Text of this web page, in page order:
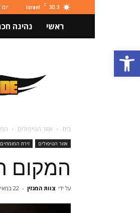
פתח סרגל נגישות
30.3
C
israel יום
ראשי נהיגה
ותחבורה
Autoguide
בית אזור הטיפולים
אזור הטיפולים זירת המומחים
המקום
על ידי צוות המגזין - 22 במאי 2022